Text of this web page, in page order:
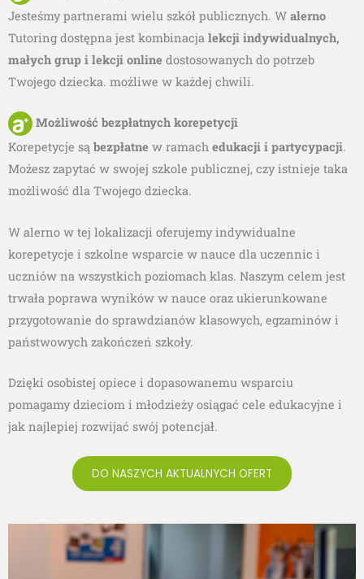
Jesteśmy partnerami wielu szkół publicznych. W alerno
Tutoring dostępna jest kombinacja lekcji indywidualnych,
małych grup i lekcji online dostosowanych do potrzeb
Twojego dziecka. możliwe w każdej chwili.
Możliwość bezpłatnych korepetycji
Korepetycje są bezpłatne w ramach edukacji i partycypacji.
Możesz zapytać w swojej szkole publicznej, czy istnieje taka
możliwość dla Twojego dziecka.
W alerno w tej lokalizacji oferujemy indywidualne
korepetycje i szkolne wsparcie w nauce dla uczennic i
uczniów na wszystkich poziomach klas. Naszym celem jest
trwała poprawa wyników w nauce oraz ukierunkowane
przygotowanie do sprawdzianów klasowych, egzaminów i
państwowych zakończeń szkoły.
Dzięki osobistej opiece i dopasowanemu wsparciu
pomagamy dzieciom i młodzieży osiągać cele edukacyjne i
jak najlepiej rozwijać swój potencjał.
DO NASZYCH AKTUALNYCH OFERT